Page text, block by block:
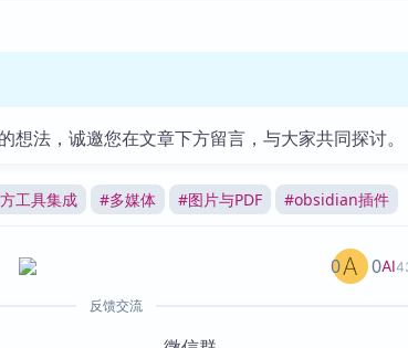
想法，诚邀您在文章下方留言，与大家共同探讨。
工具集成 #多媒体 #图片与PDF #obsidian插件
AI
0 0
反馈交流